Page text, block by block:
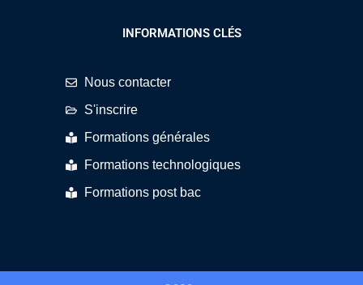
INFORMATIONS CLÉS
Nous contacter
S'inscrire
Formations générales
Formations technologiques
Formations post bac